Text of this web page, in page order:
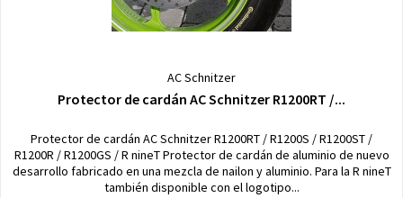
AC Schnitzer
Protector de cardán AC Schnitzer R1200RT /...
Protector de cardán AC Schnitzer R1200RT / R1200S / R1200ST /
R1200R / R1200GS / R nineT Protector de cardán de aluminio de nuevo
desarrollo fabricado en una mezcla de nailon y aluminio. Para la R nineT
también disponible con el logotipo...